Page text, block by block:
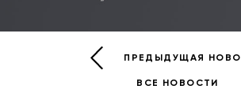
ПРЕДЫДУЩАЯ
ВСЕ НОВОСТИ